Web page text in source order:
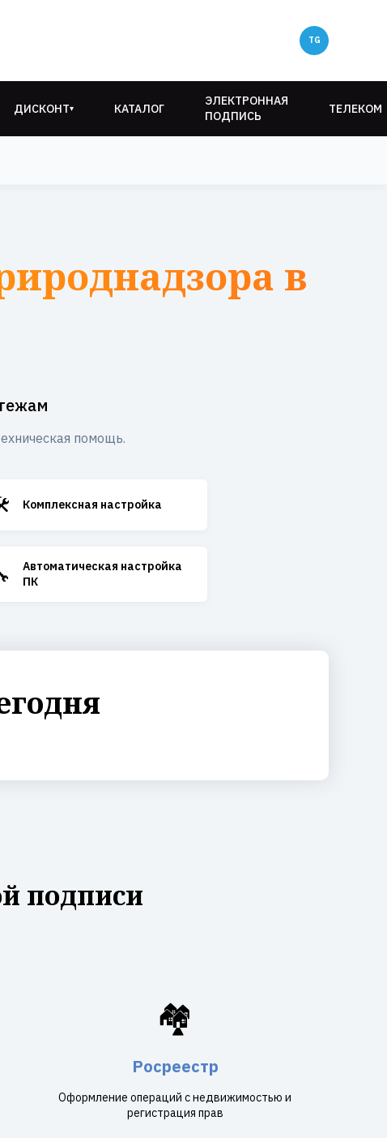
ДИСКОНТ▾ КАТАЛОГ
ЭЛЕКТРОННАЯ
ПОДПИСЬ
ТЕЛЕКОМ
в
помощь.
Комплексная настройка
Автоматическая настройка
ПК
подписи
🏘️
Росреестр
Оформление операций с недвижимостью и
регистрация прав